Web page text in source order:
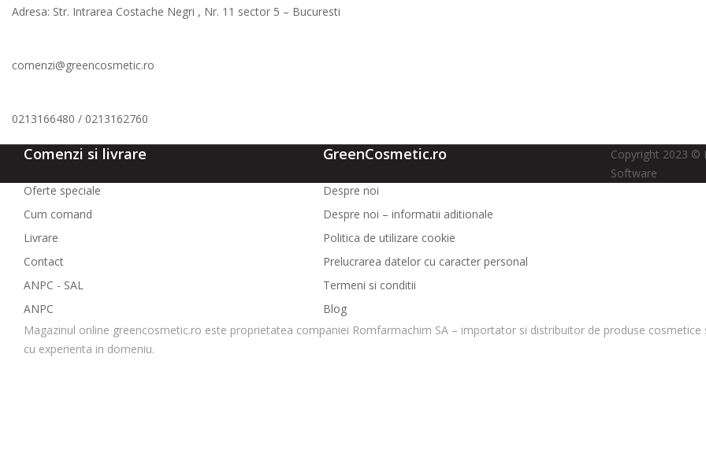
Adresa: Str. Intrarea Costache Negri , Nr. 11 sector 5 – Bucuresti
comenzi@greencosmetic.ro
0213166480 / 0213162760
Comenzi si livrare
Oferte speciale
Cum comand
Livrare
Contact
ANPC - SAL
ANPC
GreenCosmetic.ro
Despre noi
Despre noi – informatii aditionale
Politica de utilizare cookie
Prelucrarea datelor cu caracter personal
Termeni si conditii
Blog
Magazinul online greencosmetic.ro este proprietatea companiei Romfarmachim SA – importator si distribuitor de produse
cu experienta in domeniu.
Copyright 2023 ©
Software